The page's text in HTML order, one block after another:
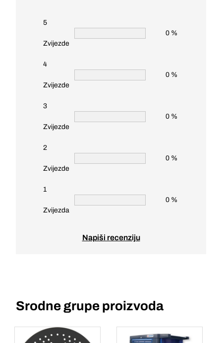
5
Zvijezde
0 %
4
Zvijezde
0 %
3
Zvijezde
0 %
2
Zvijezde
0 %
1
Zvijezda
0 %
Napiši recenziju
Srodne grupe proizvoda